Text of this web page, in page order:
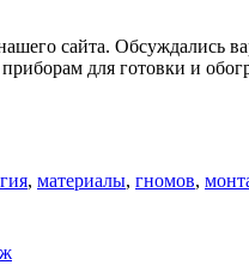
сайта. Обсуждались
для готовки и
, материалы, гномов,